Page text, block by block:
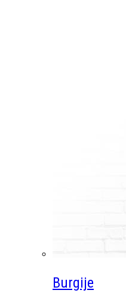
Burgije